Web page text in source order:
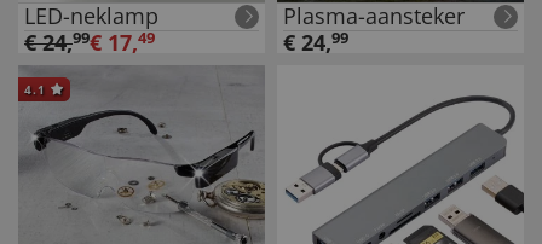
LED-neklamp
€24,99€ 17,49
Plasma-aansteker
€ 24,99
4.1